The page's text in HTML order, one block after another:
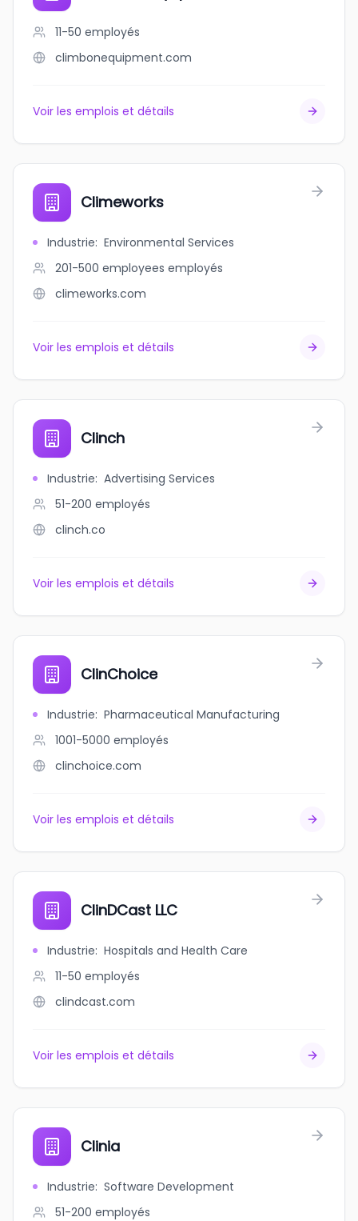
11-50 employés
climbonequipment.com
Voir les emplois et détails
Climeworks
Industrie: Environmental Services
201-500 employees employés
climeworks.com
Voir les emplois et détails
Clinch
Industrie: Advertising Services
51-200 employés
clinch.co
Voir les emplois et détails
ClinChoice
Industrie: Pharmaceutical Manufacturing
1001-5000 employés
clinchoice.com
Voir les emplois et détails
ClinDCast LLC
Industrie: Hospitals and Health Care
11-50 employés
clindcast.com
Voir les emplois et détails
Clinia
Industrie: Software Development
51-200 employés